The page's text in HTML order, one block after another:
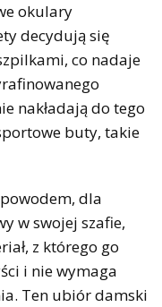
okulary
decydują się
co nadaje
nakładają do tego
buty, takie
dla
w swojej szafie,
z którego go
i nie wymaga
Ten ubiór damski